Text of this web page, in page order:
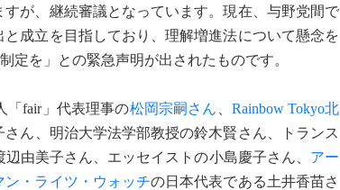
が、継続審議となっています。現在、与野党間で
成立を目指しており、理解増進法について懸念を
を」との緊急声明が出されたものです。
「fair」代表理事の松岡宗嗣さん
Rainbow Tokyo北
ん、明治大学法学部教授の鈴木賢さん、トランス
辺由美子さん、エッセイストの小島慶子さん、 アー
ン・ライツ・ウォッチの日本代表である土井香苗さ